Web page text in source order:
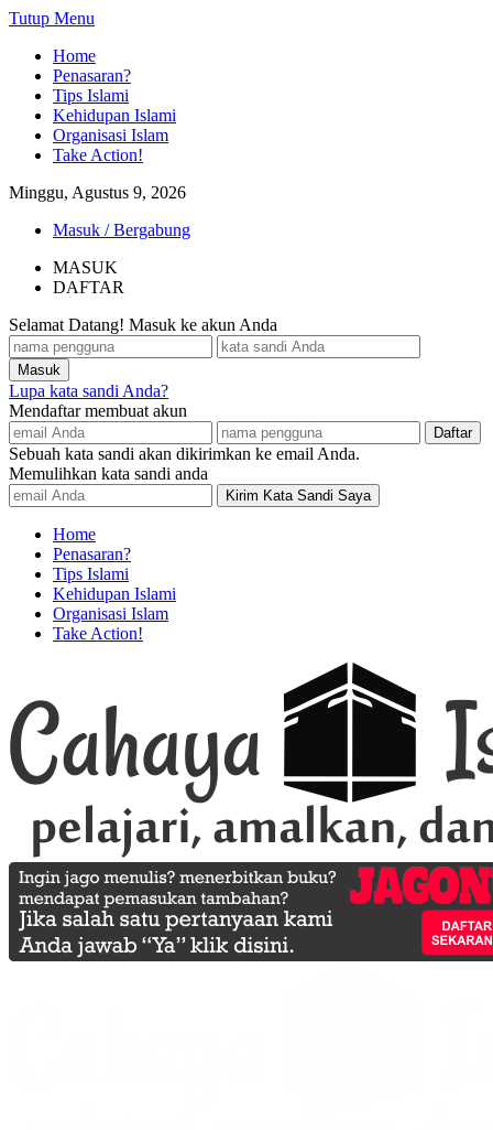
Tutup Menu
Home
Penasaran?
Tips Islami
Kehidupan Islami
Organisasi Islam
Take Action!
Minggu, Agustus 9, 2026
Masuk / Bergabung
MASUK
DAFTAR
Selamat Datang! Masuk ke akun Anda
Lupa kata sandi Anda?
Mendaftar membuat akun
Sebuah kata sandi akan dikirimkan ke email Anda.
Memulihkan kata sandi anda
Home
Penasaran?
Tips Islami
Kehidupan Islami
Organisasi Islam
Take Action!